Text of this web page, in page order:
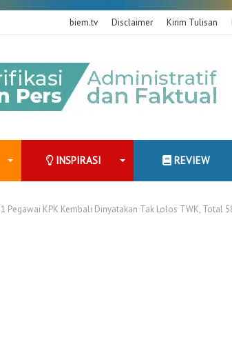
biem.tv Disclaimer Kirim Tulisan
INSPIRASI REVIEW
1 Pegawai KPK Kembali Dinyatakan Tak Lolos TWK, Total